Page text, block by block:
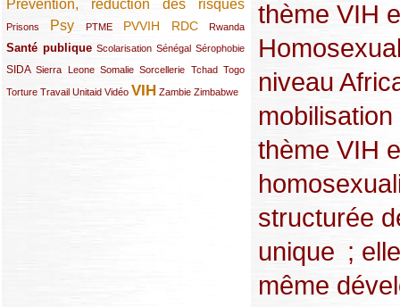
Prévention, réduction des risques
(131/289)
Prisons
(22/289) Psy
(119/289) PTME
(12/289) PVVIH
(111/289) RDC
(104/289) Rwanda
(23/289)
Santé publique
(59/289) Scolarisation
(9/289) Sénégal
(13/289) Sérophobie
(19/289)
SIDA
(29/289)Sierra Leone
(13/289) Somalie
(12/289) Sorcellerie
(19/289) Tchad
(10/289) Togo
(15/289)
Torture
(17/289)Travail
(21/289) Unitaid
(26/289) Vidéo
(23/289) VIH
(154/289) Zambie
(12/289) Zimbabwe
(21/289)
thème VIH
niveau
thème VIH
structurée
unique ;
même